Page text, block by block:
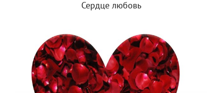
Сердце любовь